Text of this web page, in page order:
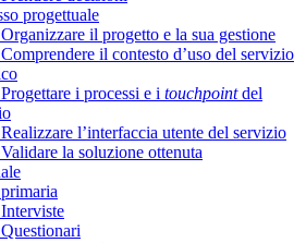
progettuale
il progetto e la sua gestione
il contesto d’uso del servizio
i processi e i touchpointdel
l’interfaccia utente del servizio
la soluzione ottenuta